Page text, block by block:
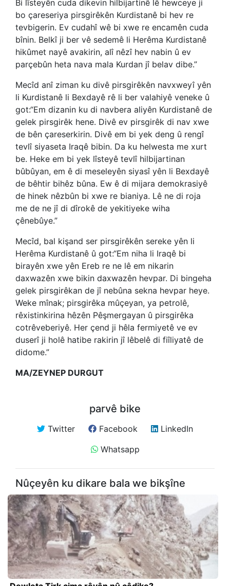
Bi lîsteyên cuda dikevin hilbijartinê lê hewceye ji
bo çareseriya pirsgirêkên Kurdistanê bi hev re
tevbigerin. Ev cudahî wê bi xwe re encamên cuda
bînin. Belkî ji ber vê sedemê li Herêma Kurdistanê
hikûmet nayê avakirin, alî nêzî hev nabin û ev
parçebûn heta nava mala Kurdan jî belav dibe.”
Mecîd anî ziman ku divê pirsgirêkên navxweyî yên
li Kurdistanê li Bexdayê rê li ber valahiyê veneke û
got:“Em dizanin ku di navbera aliyên Kurdistanê de
gelek pirsgirêk hene. Divê ev pirsgirêk di nav xwe
de bên çareserkirin. Divê em bi yek deng û rengî
tevlî siyaseta Iraqê bibin. Da ku helwesta me xurt
be. Heke em bi yek lîsteyê tevlî hilbijartinan
bûbûyan, em ê di meseleyên siyasî yên li Bexdayê
de bêhtir bihêz bûna. Ew ê di mijara demokrasiyê
de hinek nêzbûn bi xwe re bianiya. Lê ne di roja
me de ne jî di dîrokê de yekitiyeke wiha
çênebûye.”
Mecîd, bal kişand ser pirsgirêkên sereke yên li
Herêma Kurdistanê û got:“Em niha li Iraqê bi
birayên xwe yên Ereb re ne lê em nikarin
daxwazên xwe bikin daxwazên hevpar. Di bingeha
gelek pirsgirêkan de jî nebûna sekna hevpar heye.
Weke mînak; pirsgirêka mûçeyan, ya petrolê,
rêxistinkirina hêzên Pêşmergayan û pirsgirêka
cotrêveberiyê. Her çend ji hêla fermiyetê ve ev
duserî ji holê hatibe rakirin jî lêbelê di fiîliyatê de
didome.”
MA/ZEYNEP DURGUT
parvê bike
Twitter Facebook
LinkedIn
Whatsapp
Nûçeyên ku dikare bala we bikşîne